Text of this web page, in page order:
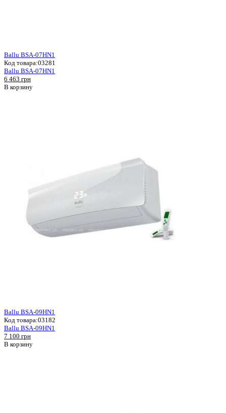
Ballu BSA-07HN1
Код товара:03281
Ballu BSA-07HN1
6 463 грн
В корзину
Ballu BSA-09HN1
Код товара:03182
Ballu BSA-09HN1
7 100 грн
В корзину